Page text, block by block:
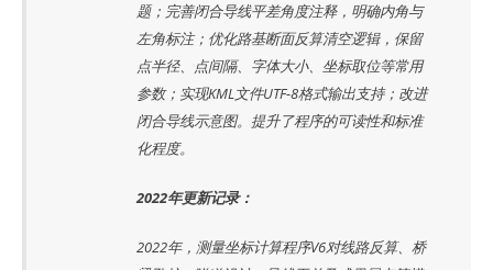
题；完善闭合导线平差角度注释，明确内角与
左角标注；优化路基断面反算清空逻辑，保留
点半径、点间隔、字体大小、坐标取位等常用
参数；实现KML文件UTF-8格式输出支持；改进
闭合导线示意图。提升了程序的可读性和标准
化程度。
2022年更新记录：
2022年，测量坐标计算程序V6对线路反算、桥